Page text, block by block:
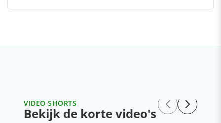
VIDEO SHORTS
Bekijk de korte video's